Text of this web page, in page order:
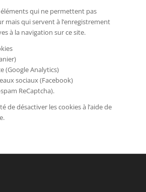
qui ne permettent pas
mais qui servent à l’enregistrement
à la navigation sur ce site.
(Google Analytics)
sociaux (Facebook)
ReCaptcha).
de désactiver les cookies à l’aide de